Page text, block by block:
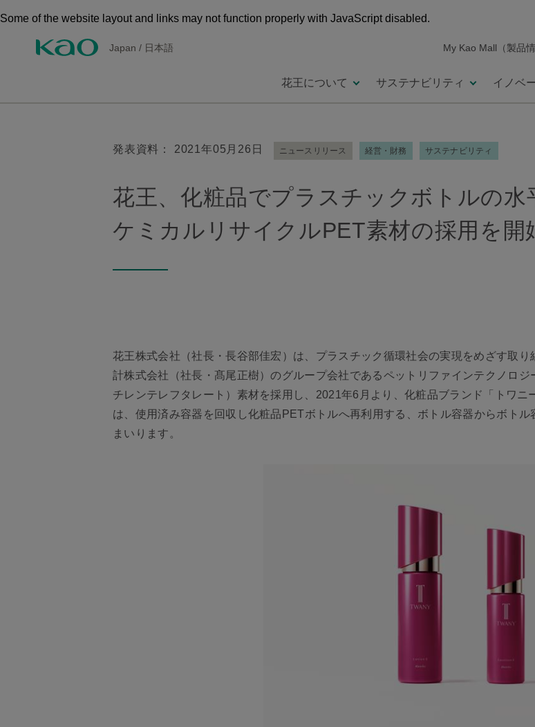
Some of the website layout and links may not function properly with JavaScript disabled.
Japan / 日本語 My Kao Mall（製品情
花王について サステナビリティ イノベ
発表資料： 2021年05月26日 ニュースリリース 経営・財務 サステナビリティ
花王、化粧品でプラスチックボトルの水
ケミカルリサイクルPET素材の採用を開
花王株式会社（社長・長谷部佳宏）は、プラスチック循環社会の実現をめざす取
計株式会社（社長・髙尾正樹）のグループ会社であるペットリファインテクノロ
チレンテレフタレート）素材を採用し、2021年6月より、化粧品ブランド「トワ
は、使用済み容器を回収し化粧品PETボトルへ再利用する、ボトル容器からボト
まいります。